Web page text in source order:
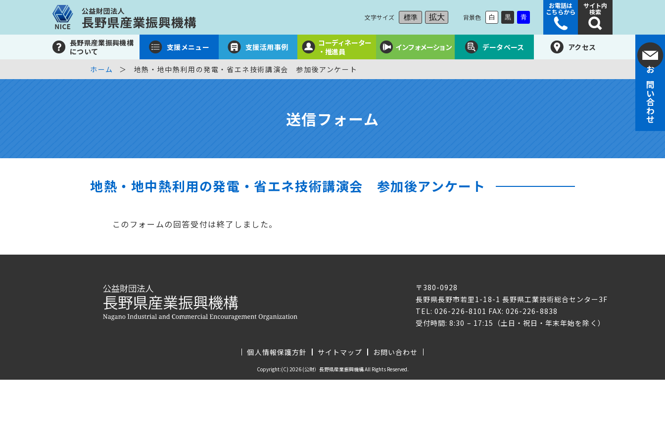
文字サイズ 標準 拡大 背景色 白 黒 青
お電話は
こちらから
サイト内
検索
長野県産業振興機構
について
支援メニュー 支援活用事例
コーディネーター
・推進員
インフォメーション データベース アクセス
お問い合わせ
ホーム 地熱・地中熱利用の発電・省エネ技術講演会 参加後アンケート
送信フォーム
地熱・地中熱利用の発電・省エネ技術講演会 参加後アンケート
このフォームの回答受付は終了しました。
〒380-0928
長野県長野市若里1-18-1 長野県工業技術総合センター3F
TEL: 026-226-8101 FAX: 026-226-8838
受付時間: 8:30 – 17:15（土日・祝日・年末年始を除く）
個人情報保護方針 サイトマップ お問い合わせ
Copyright:(C) 2026 (公財）長野県産業振興機構 All Rights Reserved.